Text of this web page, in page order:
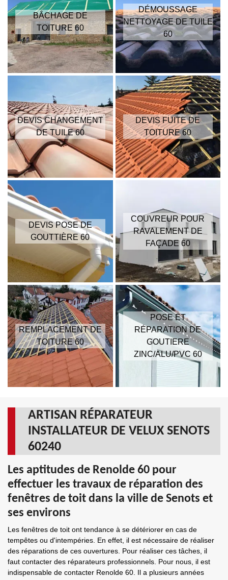
BÂCHAGE DE
TOITURE 60
DÉMOUSSAGE
NETTOYAGE DE TUILE
60
DEVIS CHANGEMENT
DE TUILE 60
DEVIS FUITE DE
TOITURE 60
DEVIS POSE DE
GOUTTIÈRE 60
COUVREUR POUR
RAVALEMENT DE
FAÇADE 60
REMPLACEMENT DE
TOITURE 60
POSE ET
RÉPARATION DE
GOUTIERE
ZINC/ALU/PVC 60
ARTISAN RÉPARATEUR
INSTALLATEUR DE VELUX SENOTS
60240
Les aptitudes de Renolde 60 pour
effectuer les travaux de réparation des
fenêtres de toit dans la ville de Senots et
ses environs
Les fenêtres de toit ont tendance à se détériorer en cas de
tempêtes ou d'intempéries. En effet, il est nécessaire de réaliser
des réparations de ces ouvertures. Pour réaliser ces tâches, il
faut contacter des réparateurs professionnels. Pour nous, il est
indispensable de contacter Renolde 60. Il a plusieurs années